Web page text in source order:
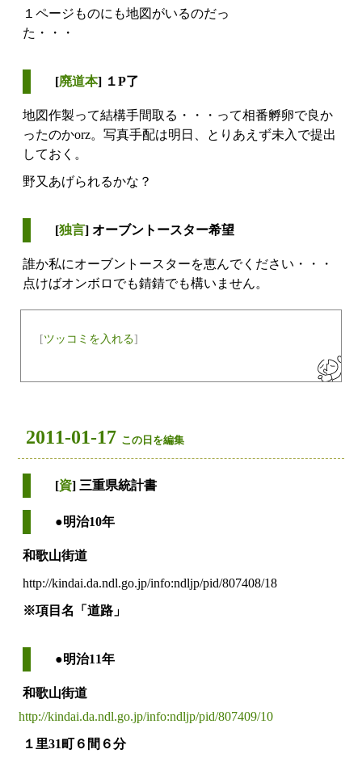
１ページものにも地図がいるのだっ
た・・・
[廃道本] １P了
地図作製って結構手間取る・・・って相番孵卵で良か
ったのかorz。写真手配は明日、とりあえず未入で提出
しておく。
野又あげられるかな？
[独言] オーブントースター希望
誰か私にオーブントースターを恵んでください・・・
点けばオンボロでも錆錆でも構いません。
[ツッコミを入れる]
2011-01-17 この日を編集
[資] 三重県統計書
●明治10年
和歌山街道
http://kindai.da.ndl.go.jp/info:ndljp/pid/807408/18
※項目名「道路」
●明治11年
和歌山街道
http://kindai.da.ndl.go.jp/info:ndljp/pid/807409/10
１里31町６間６分